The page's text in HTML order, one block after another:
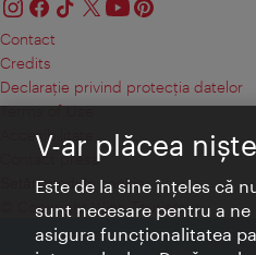
Contact
Credits
Declaraţie privind protecţia datelor
Terms of Use
Accesibilitate
Contact presa
Setări module cookie
© Copyright Wien Tourismus
V-ar plăcea
Este de la sine înţeles că
sunt necesare pentru a
asigura funcţionalitatea